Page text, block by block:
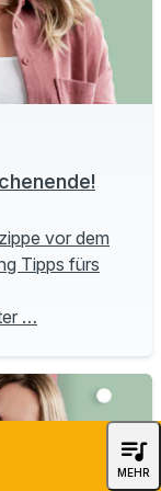
vor dem
Tipps fürs
…
queue_music